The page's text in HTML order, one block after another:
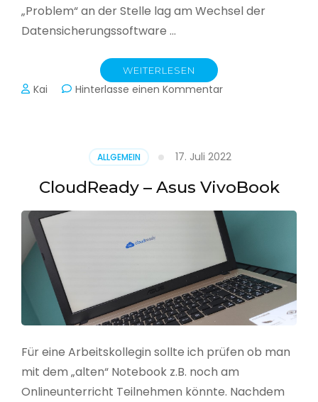
„Problem“ an der Stelle lag am Wechsel der
Datensicherungssoftware …
WEITERLESEN
Kai Hinterlasse einen Kommentarzu
Jahressicherung
ALLGEMEIN 17. Juli 2022
CloudReady – Asus VivoBook
Für eine Arbeitskollegin sollte ich prüfen ob man
mit dem „alten“ Notebook z.B. noch am
Onlineunterricht Teilnehmen könnte. Nachdem